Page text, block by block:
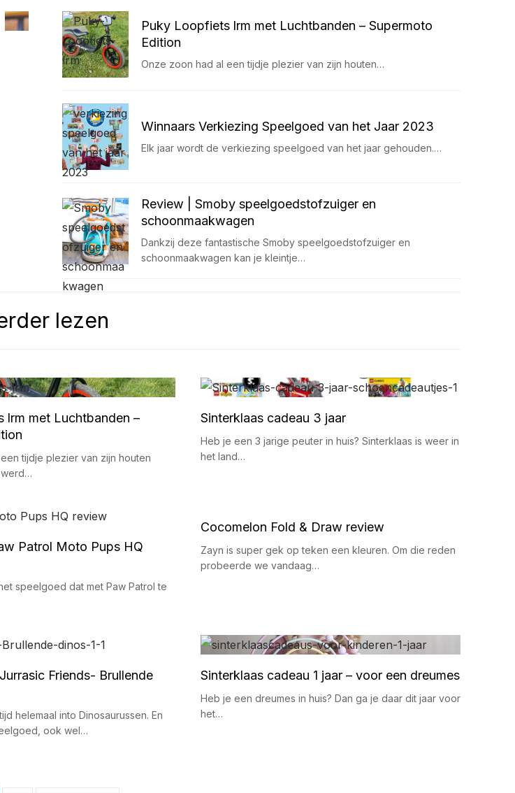
Puky Loopfiets lrm met Luchtbanden – Supermoto
Edition
Onze zoon had al een tijdje plezier van zijn houten…
Winnaars Verkiezing Speelgoed van het Jaar 2023
Elk jaar wordt de verkiezing speelgoed van het jaar gehouden.…
Review | Smoby speelgoedstofzuiger en
schoonmaakwagen
Dankzij deze fantastische Smoby speelgoedstofzuiger en
schoonmaakwagen kan je kleintje…
lezen
lrm met Luchtbanden –
tijdje plezier van zijn houten
werd…
Sinterklaas cadeau 3 jaar
Heb je een 3 jarige peuter in huis? Sinterklaas is weer in
het land…
Patrol Moto Pups HQ
speelgoed dat met Paw Patrol te
Cocomelon Fold & Draw review
Zayn is super gek op teken een kleuren. Om die reden
probeerde we vandaag…
Friends- Brullende
helemaal into Dinosaurussen. En
ook wel…
Sinterklaas cadeau 1 jaar – voor een dreumes
Heb je een dreumes in huis? Dan ga je daar dit jaar voor
het…